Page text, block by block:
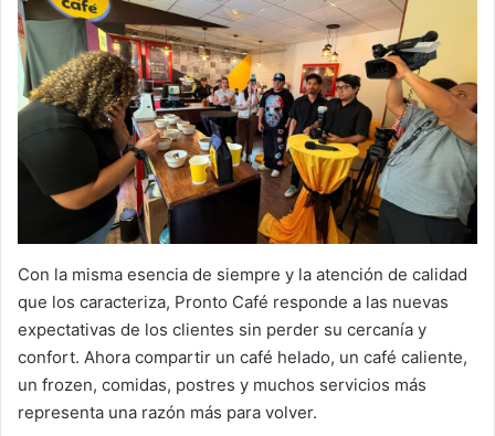
Con la misma esencia de siempre y la atención de calidad
que los caracteriza, Pronto Café responde a las nuevas
expectativas de los clientes sin perder su cercanía y
confort. Ahora compartir un café helado, un café caliente,
un frozen, comidas, postres y muchos servicios más
representa una razón más para volver.